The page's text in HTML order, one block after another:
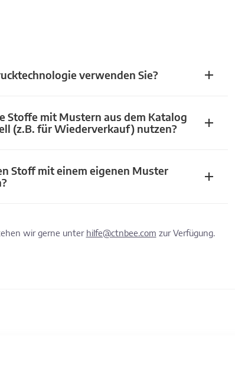
verwenden Sie?
Stoffe mit Mustern aus dem Katalog
(z.B. für Wiederverkauf) nutzen?
Stoff mit einem eigenen Muster
wir gerne unter hilfe@ctnbee.com zur Verfügung.